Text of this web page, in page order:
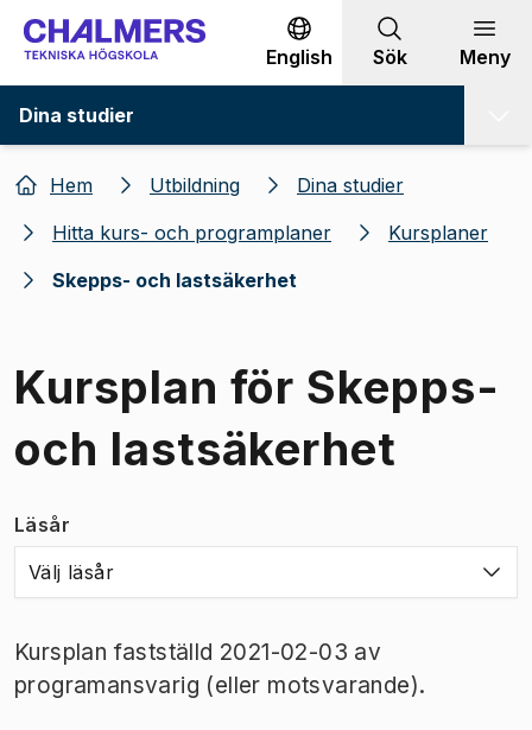
Gå till innehållet
English Sök Meny
Dina studier
Hem Utbildning
Dina studier
Hitta kurs- och programplaner
Kursplaner
Skepps- och lastsäkerhet
Kursplan för Skepps-
och lastsäkerhet
Läsår
Välj läsår
Kursplan fastställd 2021-02-03 av
programansvarig (eller motsvarande).